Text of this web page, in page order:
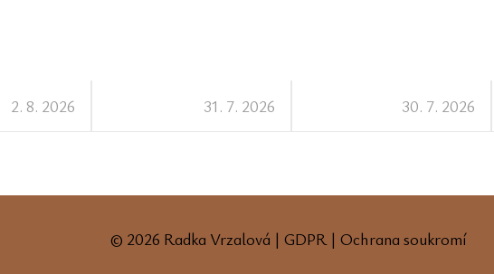
2. 8. 2026 31. 7. 2026 30. 7. 2026
© 2026 Radka Vrzalová |GDPR|Ochrana soukromí